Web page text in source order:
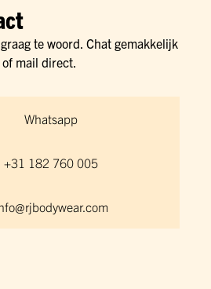
te woord. Chat gemakkelijk
mail direct.
Whatsapp
+31 182 760 005